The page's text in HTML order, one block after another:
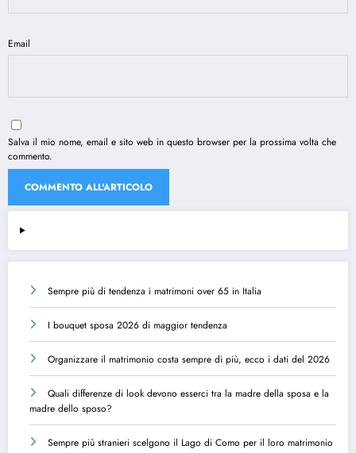
Email
Salva il mio nome, email e sito web in questo browser per la prossima volta che
commento.
Sempre più di tendenza i matrimoni over 65 in Italia
I bouquet sposa 2026 di maggior tendenza
Organizzare il matrimonio costa sempre di più, ecco i dati del 2026
Quali differenze di look devono esserci tra la madre della sposa e la
madre dello sposo?
Sempre più stranieri scelgono il Lago di Como per il loro matrimonio